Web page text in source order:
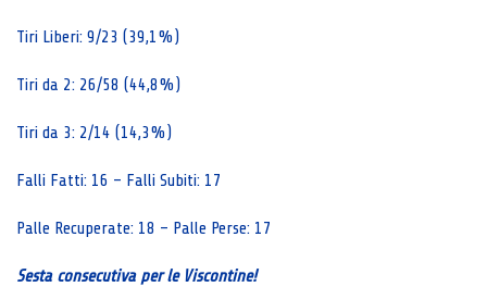
Tiri Liberi: 9/23 (39,1%)
Tiri da 2: 26/58 (44,8%)
Tiri da 3: 2/14 (14,3%)
Falli Fatti: 16 – Falli Subiti: 17
Palle Recuperate: 18 – Palle Perse: 17
Sesta consecutiva per le Viscontine!